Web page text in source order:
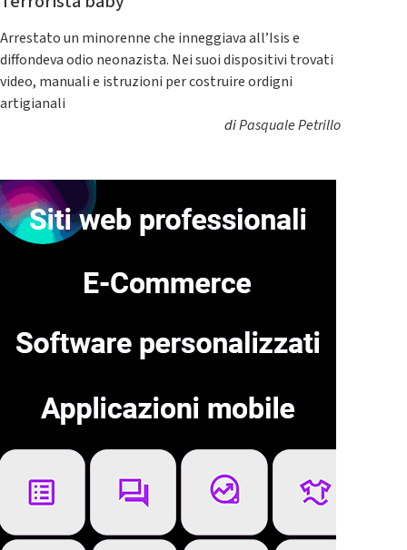
Arrestato un minorenne che inneggiava all’Isis e
diffondeva odio neonazista. Nei suoi dispositivi trovati
video, manuali e istruzioni per costruire ordigni
artigianali
diPasquale Petrillo